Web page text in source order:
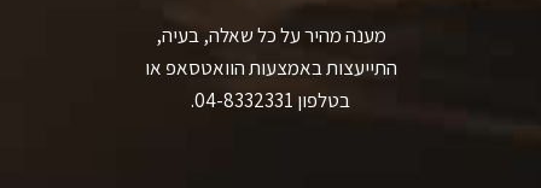
מענה מהיר על כל שאלה, בעיה,
התייעצות באמצעות הוואטסאפ או
בטלפון 04-8332331.